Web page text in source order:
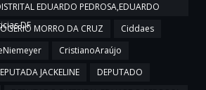
EDUARDO PEDROSA,EDUARDO
DFMORRO DA CRUZ
Ciddaes
CristianoAraújo
JACKELINE
DEPUTADO